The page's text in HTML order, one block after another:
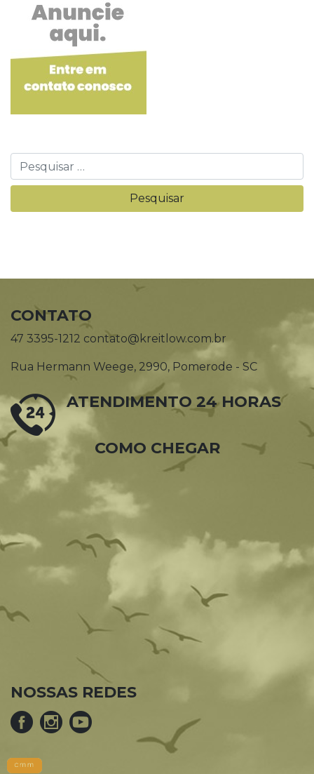
CONTATO
47 3395-1212 contato@kreitlow.com.br
Rua Hermann Weege, 2990, Pomerode - SC
ATENDIMENTO 24 HORAS
COMO CHEGAR
NOSSAS REDES